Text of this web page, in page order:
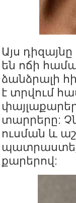
Այս
են ոճի
ձանձրալի
է տրվում
տարրերը:
ուսման և
պատրաստեք
քարերով: